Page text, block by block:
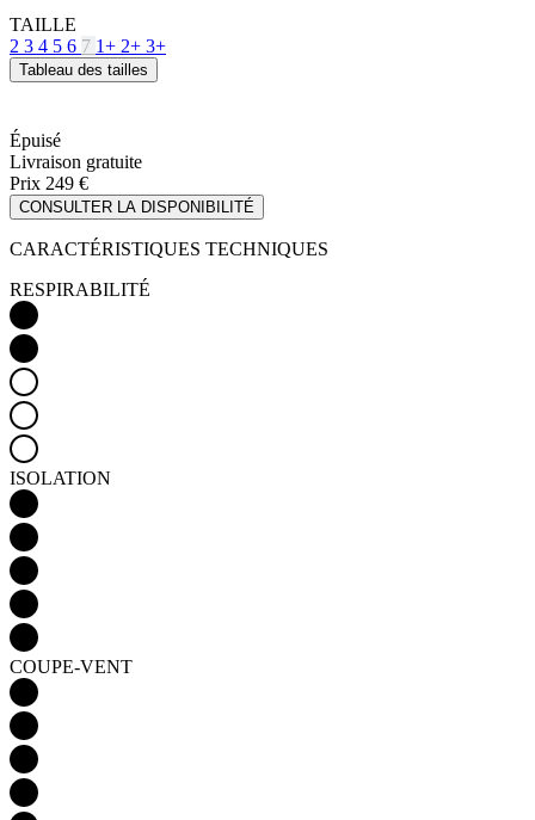
Épuisé
Livraison gratuite
Prix249 €
CARACTÉRISTIQUES TECHNIQUES
RESPIRABILITÉ
ISOLATION
COUPE-VENT
IMPERMÉABILITÉ